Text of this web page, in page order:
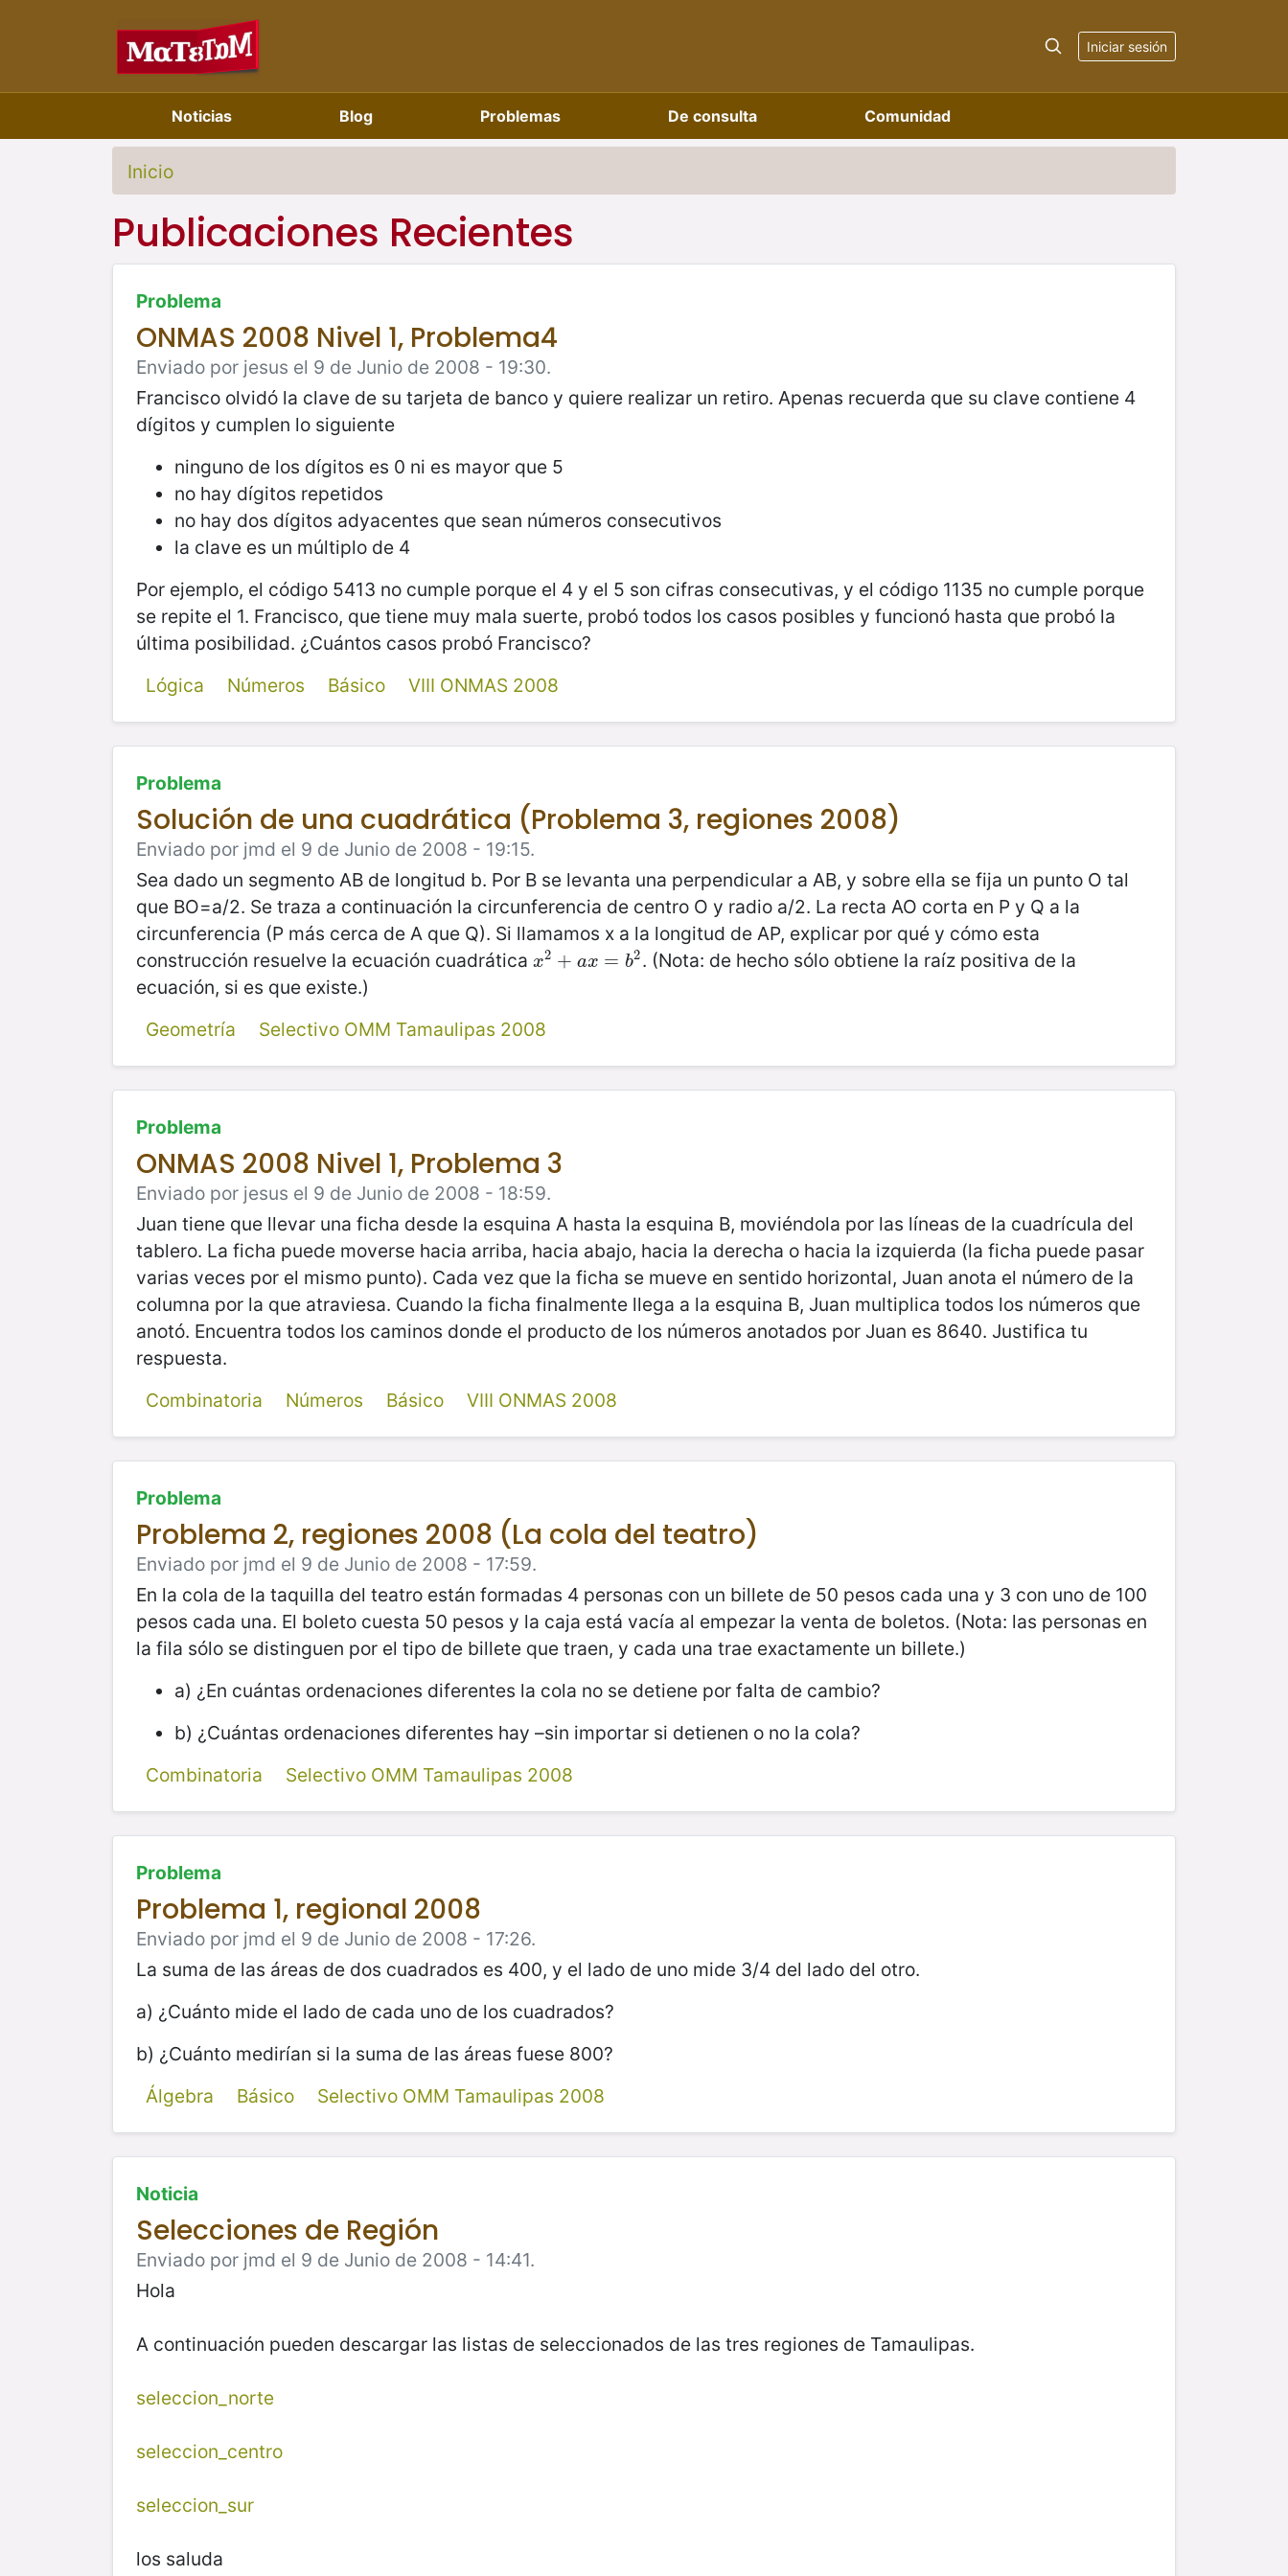
Iniciar sesión
Noticias Blog Problemas De consulta Comunidad
Inicio
Publicaciones Recientes
Problema
ONMAS 2008 Nivel 1, Problema4
Enviado por jesus el 9 de Junio de 2008 - 19:30.
Francisco olvidó la clave de su tarjeta de banco y quiere realizar un retiro. Apenas recuerda que su clave contiene 4
dígitos y cumplen lo siguiente
ninguno de los dígitos es 0 ni es mayor que 5
no hay dígitos repetidos
no hay dos dígitos adyacentes que sean números consecutivos
la clave es un múltiplo de 4
Por ejemplo, el código 5413 no cumple porque el 4 y el 5 son cifras consecutivas, y el código 1135 no cumple porque
se repite el 1. Francisco, que tiene muy mala suerte, probó todos los casos posibles y funcionó hasta que probó la
última posibilidad. ¿Cuántos casos probó Francisco?
Lógica
Números Básico VIII ONMAS 2008
Problema
Solución de una cuadrática (Problema 3, regiones 2008)
Enviado por jmd el 9 de Junio de 2008 - 19:15.
Sea dado un segmento AB de longitud b. Por B se levanta una perpendicular a AB, y sobre ella se fija un punto O tal
que BO=a/2. Se traza a continuación la circunferencia de centro O y radio a/2. La recta AO corta en P y Q a la
circunferencia (P más cerca de A que Q). Si llamamos x a la longitud de AP, explicar por qué y cómo esta
construcción resuelve la ecuación cuadrática x2 + ax = b2
x2 +a x= b2
. (Nota: de hecho sólo obtiene la raíz positiva de la
ecuación, si es que existe.)
Geometría
Selectivo OMM Tamaulipas 2008
Problema
ONMAS 2008 Nivel 1, Problema 3
Enviado por jesus el 9 de Junio de 2008 - 18:59.
Juan tiene que llevar una ficha desde la esquina A hasta la esquina B, moviéndola por las líneas de la cuadrícula del
tablero. La ficha puede moverse hacia arriba, hacia abajo, hacia la derecha o hacia la izquierda (la ficha puede pasar
varias veces por el mismo punto). Cada vez que la ficha se mueve en sentido horizontal, Juan anota el número de la
columna por la que atraviesa. Cuando la ficha finalmente llega a la esquina B, Juan multiplica todos los números que
anotó. Encuentra todos los caminos donde el producto de los números anotados por Juan es 8640. Justifica tu
respuesta.
Combinatoria
Números Básico VIII ONMAS 2008
Problema
Problema 2, regiones 2008 (La cola del teatro)
Enviado por jmd el 9 de Junio de 2008 - 17:59.
En la cola de la taquilla del teatro están formadas 4 personas con un billete de 50 pesos cada una y 3 con uno de 100
pesos cada una. El boleto cuesta 50 pesos y la caja está vacía al empezar la venta de boletos. (Nota: las personas en
la fila sólo se distinguen por el tipo de billete que traen, y cada una trae exactamente un billete.)
a) ¿En cuántas ordenaciones diferentes la cola no se detiene por falta de cambio?
b) ¿Cuántas ordenaciones diferentes hay –sin importar si detienen o no la cola?
Combinatoria
Selectivo OMM Tamaulipas 2008
Problema
Problema 1, regional 2008
Enviado por jmd el 9 de Junio de 2008 - 17:26.
La suma de las áreas de dos cuadrados es 400, y el lado de uno mide 3/4 del lado del otro.
a) ¿Cuánto mide el lado de cada uno de los cuadrados?
b) ¿Cuánto medirían si la suma de las áreas fuese 800?
Álgebra
Básico Selectivo OMM Tamaulipas 2008
Noticia
Selecciones de Región
Enviado por jmd el 9 de Junio de 2008 - 14:41.
Hola
A continuación pueden descargar las listas de seleccionados de las tres regiones de Tamaulipas.
seleccion_norte
seleccion_centro
seleccion_sur
los saluda